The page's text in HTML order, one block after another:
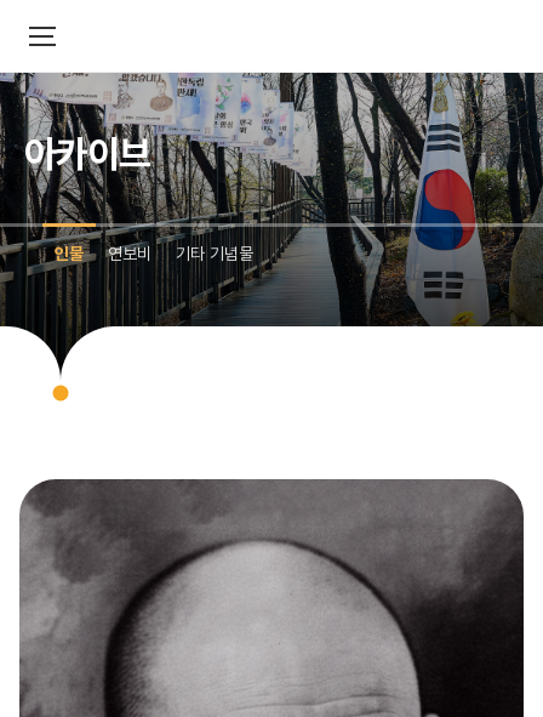
인물 연보비 기타 기념물
아카이브